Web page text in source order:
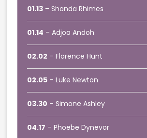
01.13 – Shonda Rhimes
01.14 – Adjoa Andoh
02.02 – Florence Hunt
02.05 – Luke Newton
03.30 – Simone Ashley
04.17 – Phoebe Dynevor